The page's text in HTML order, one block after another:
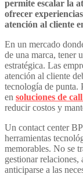
permite escalar la
ofrecer
atención al cliente
En un mercado
de una marca, tener
estratégica. Las
atención al cliente
tecnología de punta.
en soluciones de
reducir costos y
Un contact center
herramientas
memorables. No se
gestionar relaciones,
anticiparse a las